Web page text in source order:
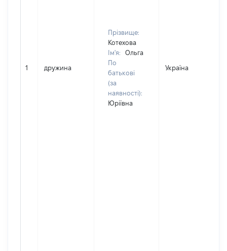
1 дружина
Прізвище:
Котехова
Ім'я:
Ольга
По
батькові
(за
наявності):
Юріївна
Україна